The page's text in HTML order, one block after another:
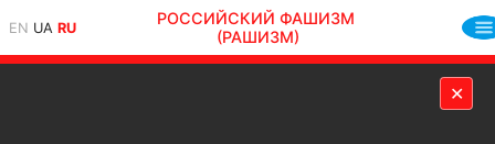
EN UA RU
РОССИЙСКИЙ ФАШИЗМ
(РАШИЗМ)
✕